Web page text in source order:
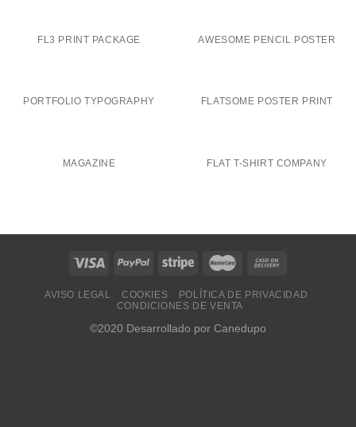
FL3 PRINT PACKAGE AWESOME PENCIL POSTER
PORTFOLIO TYPOGRAPHY FLATSOME POSTER PRINT
MAGAZINE FLAT T-SHIRT COMPANY
AVISO LEGAL COOKIES
POLÍTICA DE PRIVACIDAD
CONDICIONES DE VENTA
©2020 Desarrollado por Canedupo